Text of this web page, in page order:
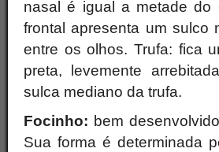
nasal é igual a metade do
frontal apresenta um sulco
entre os olhos. Trufa: fica
preta, levemente
sulca mediano da trufa.
Focinho: bem
Sua forma é determinada